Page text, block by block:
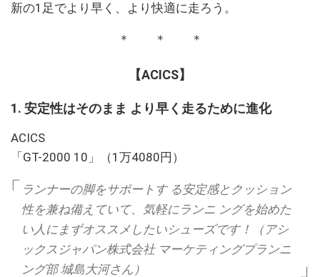
新の1足でより早く、より快適に走ろう。
＊ ＊ ＊
【ACICS】
1. 安定性はそのまま より早く走るために進化
ACICS
「GT-2000 10」（1万4080円）
ランナーの脚をサポートす る安定感とクッション
性を兼ね備えていて、気軽にランニ ングを始めた
い人にまずオススメしたいシューズです！（アシ
ックスジャパン株式会社 マーケティングプランニ
ング部 城島大河さん）